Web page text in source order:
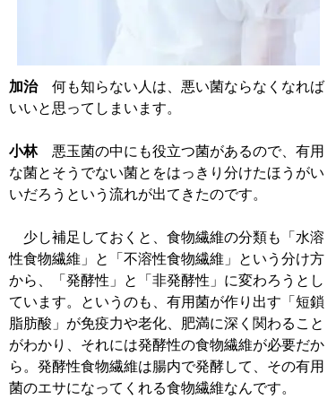
加治何も知らない人は、悪い菌ならなくなれば
いいと思ってしまいます。
小林悪玉菌の中にも役立つ菌があるので、有用
な菌とそうでない菌とをはっきり分けたほうがい
いだろうという流れが出てきたのです。
少し補足しておくと、食物繊維の分類も「水溶
性食物繊維」と「不溶性食物繊維」という分け方
から、「発酵性」と「非発酵性」に変わろうとし
ています。というのも、有用菌が作り出す「短鎖
脂肪酸」が免疫力や老化、肥満に深く関わること
がわかり、それには発酵性の食物繊維が必要だか
ら。発酵性食物繊維は腸内で発酵して、その有用
菌のエサになってくれる食物繊維なんです。